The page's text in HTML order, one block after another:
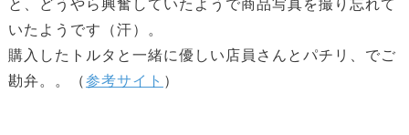
と、どうやら興奮していたようで商品写真を撮り忘れて
いたようです（汗）。
購入したトルタと一緒に優しい店員さんとパチリ、でご
勘弁。。（参考サイト ）